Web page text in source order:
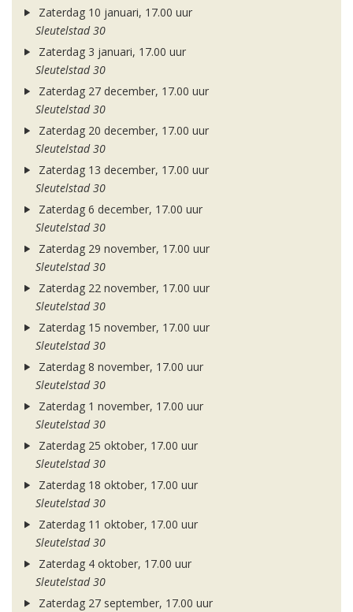
Zaterdag 10 januari, 17.00 uur
Sleutelstad 30
Zaterdag 3 januari, 17.00 uur
Sleutelstad 30
Zaterdag 27 december, 17.00 uur
Sleutelstad 30
Zaterdag 20 december, 17.00 uur
Sleutelstad 30
Zaterdag 13 december, 17.00 uur
Sleutelstad 30
Zaterdag 6 december, 17.00 uur
Sleutelstad 30
Zaterdag 29 november, 17.00 uur
Sleutelstad 30
Zaterdag 22 november, 17.00 uur
Sleutelstad 30
Zaterdag 15 november, 17.00 uur
Sleutelstad 30
Zaterdag 8 november, 17.00 uur
Sleutelstad 30
Zaterdag 1 november, 17.00 uur
Sleutelstad 30
Zaterdag 25 oktober, 17.00 uur
Sleutelstad 30
Zaterdag 18 oktober, 17.00 uur
Sleutelstad 30
Zaterdag 11 oktober, 17.00 uur
Sleutelstad 30
Zaterdag 4 oktober, 17.00 uur
Sleutelstad 30
Zaterdag 27 september, 17.00 uur